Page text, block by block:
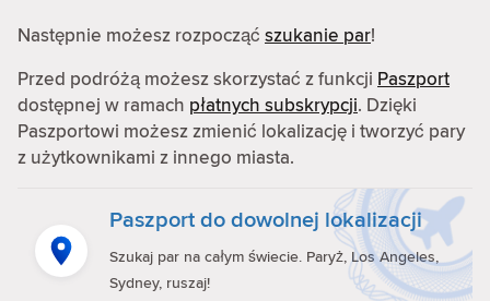
Następnie możesz rozpocząć szukanie par!
Przed podróżą możesz skorzystać z funkcji Paszport
dostępnej w ramach płatnych subskrypcji. Dzięki
Paszportowi możesz zmienić lokalizację i tworzyć pary
z użytkownikami z innego miasta.
Paszport do dowolnej lokalizacji
Szukaj par na całym świecie. Paryż, Los Angeles,
Sydney, ruszaj!